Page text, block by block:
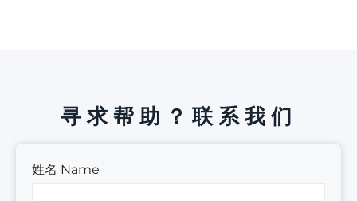
寻求帮助？联系我们
姓名 Name